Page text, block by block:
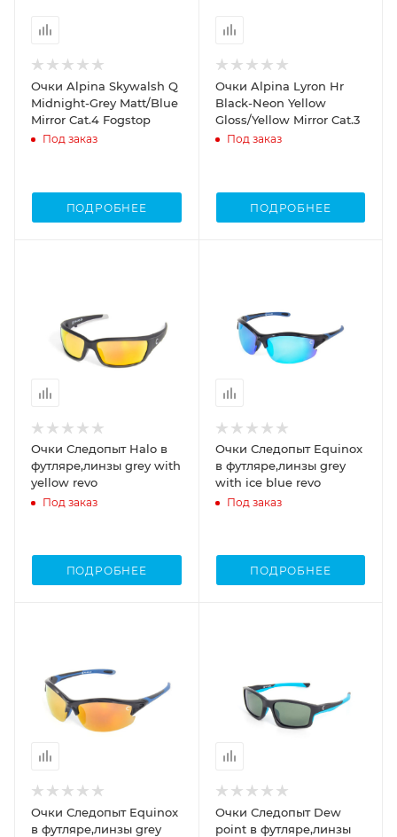
Очки Alpina Skywalsh Q
Midnight-Grey Matt/Blue
Mirror Cat.4 Fogstop
Под заказ
ПОДРОБНЕЕ
Очки Alpina Lyron Hr
Black-Neon Yellow
Gloss/Yellow Mirror Cat.3
Под заказ
ПОДРОБНЕЕ
Очки Следопыт Halo в
футляре,линзы grey with
yellow revo
Под заказ
ПОДРОБНЕЕ
Очки Следопыт Equinox
в футляре,линзы grey
with ice blue revo
Под заказ
ПОДРОБНЕЕ
Очки Следопыт Equinox
в футляре,линзы grey
Очки Следопыт Dew
point в футляре,линзы